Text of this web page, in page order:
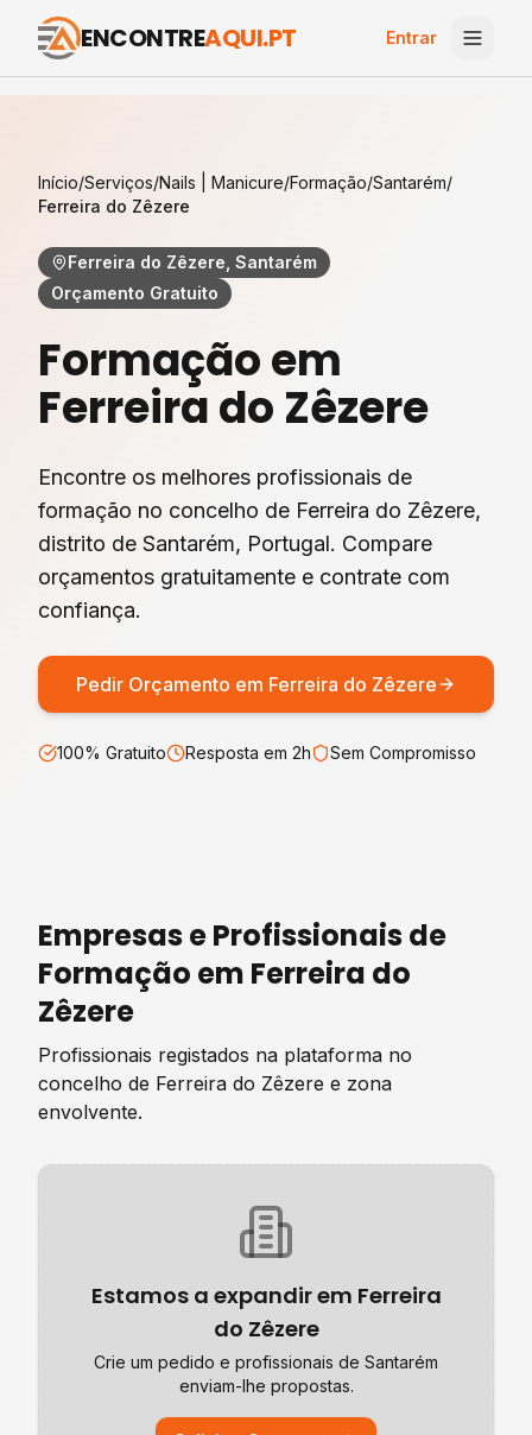
ENCONTREAQUI.PT Entrar
Início/Serviços/Nails | Manicure/Formação/Santarém/
Ferreira do Zêzere
Ferreira do Zêzere, Santarém
Orçamento Gratuito
Formaçãoem
Ferreira do Zêzere
Encontre os melhores profissionais de
formação no concelho de Ferreira do Zêzere,
distrito de Santarém, Portugal. Compare
orçamentos gratuitamente e contrate com
confiança.
Pedir Orçamento em Ferreira do Zêzere
100% Gratuito Resposta em 2h Sem Compromisso
Empresas e Profissionais de
Formação em Ferreira do
Zêzere
Profissionais registados na plataforma no
concelho de Ferreira do Zêzere e zona
envolvente.
Estamos a expandir em Ferreira
do Zêzere
Crie um pedido e profissionais de Santarém
enviam-lhe propostas.